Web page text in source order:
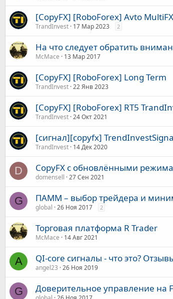
[CopyFX] [RoboForex] Avto
TrandInvest 17 Мар 2023 2
На что следует обратить
McMace 13 Мар 2017
[CopyFX] [RoboForex] Long Term
TrandInvest 22 Янв 2023
[CopyFX] [RoboForex] RT5
TrandInvest 24 Окт 2021
[сигнал][copyfx]
TrandInvest 14 Дек 2020
D CopyFX с обновлёнными
domensell 27 Сен 2021
G ПАММ – выбор трейдера и
global 26 Ноя 2017 2
Торговая платформа R Trader
McMace 14 Авг 2021
A QI-core сигналы - что это?
angel23 26 Ноя 2019
G Доверительное управление на